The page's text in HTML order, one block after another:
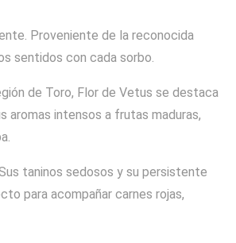
Proveniente de la reconocida
sentidos con cada sorbo.
de Toro, Flor de Vetus se destaca
aromas intensos a frutas maduras,
taninos sedosos y su persistente
para acompañar carnes rojas,